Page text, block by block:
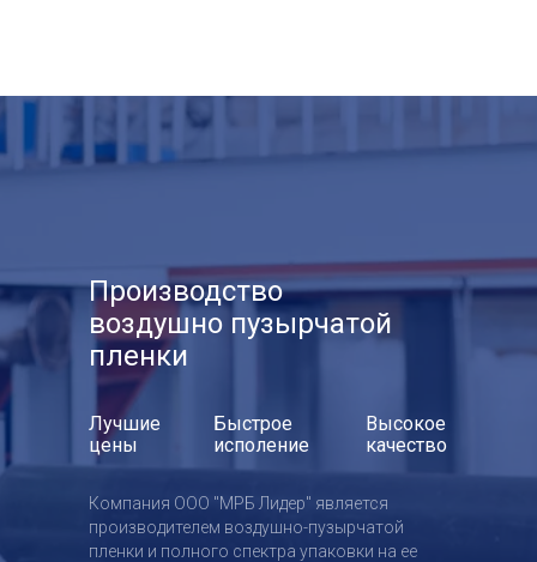
Лучшие
цены
Быстрое
исполение
Высокое
качество
Производство
воздушно пузырчатой
пленки
Компания ООО "МРБ Лидер" является
производителем воздушно-пузырчатой
пленки и полного спектра упаковки на ее